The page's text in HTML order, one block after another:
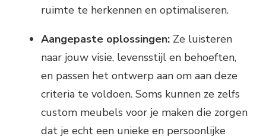
ruimte te herkennen en optimaliseren.
Aangepaste oplossingen: Ze luisteren
naar jouw visie, levensstijl en behoeften,
en passen het ontwerp aan om aan deze
criteria te voldoen. Soms kunnen ze zelfs
custom meubels voor je maken die zorgen
dat je echt een unieke en persoonlijke